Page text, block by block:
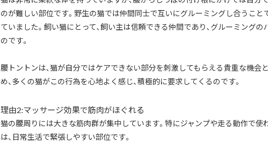
のが難しい部位です。野生の猫では仲間同士で互いにグルーミングし合うこと
ていました。飼い猫にとって、飼い主は信頼できる仲間であり、グルーミングの
のです。
腰トントンは、猫が自分ではケアできない部分を刺激してもらえる貴重な機会
め、多くの猫がこの行為を心地よく感じ、積極的に要求してくるのです。
理由2:マッサージ効果で筋肉がほぐれる
猫の腰周りには大きな筋肉群が集中しています。特にジャンプや走る動作で使
は、日常生活で緊張しやすい部位です。